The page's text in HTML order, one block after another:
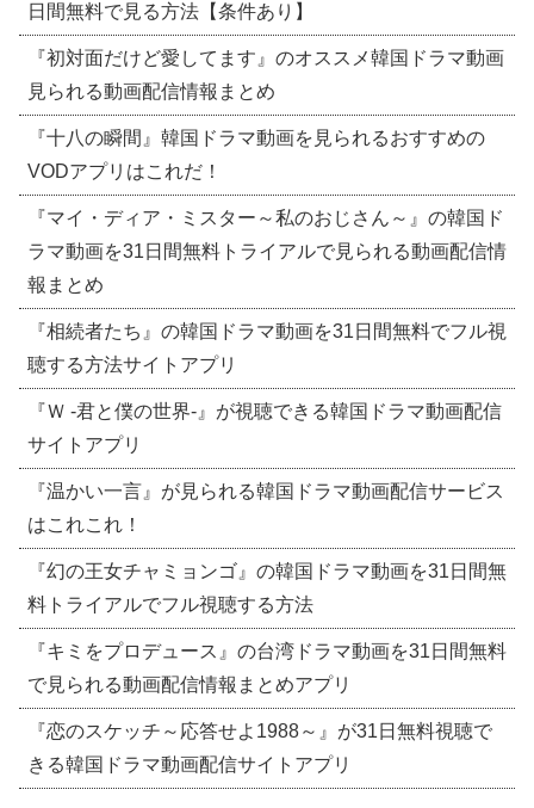
日間無料で見る方法【条件あり】
『初対面だけど愛してます』のオススメ韓国ドラマ動画
見られる動画配信情報まとめ
『十八の瞬間』韓国ドラマ動画を見られるおすすめの
VODアプリはこれだ！
『マイ・ディア・ミスター～私のおじさん～』の韓国ド
ラマ動画を31日間無料トライアルで見られる動画配信情
報まとめ
『相続者たち』の韓国ドラマ動画を31日間無料でフル視
聴する方法サイトアプリ
『Ｗ -君と僕の世界-』が視聴できる韓国ドラマ動画配信
サイトアプリ
『温かい一言』が見られる韓国ドラマ動画配信サービス
はこれこれ！
『幻の王女チャミョンゴ』の韓国ドラマ動画を31日間無
料トライアルでフル視聴する方法
『キミをプロデュース』の台湾ドラマ動画を31日間無料
で見られる動画配信情報まとめアプリ
『恋のスケッチ～応答せよ1988～』が31日無料視聴で
きる韓国ドラマ動画配信サイトアプリ